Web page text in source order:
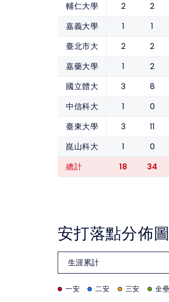
輔仁大學 2 2
嘉義大學 1 1
臺北市大 2 2
嘉藥大學 1 2
國立體大 3 8
中信科大 1 0
臺東大學 3 11
崑山科大 1 0
總計 18 34
安打落點分佈圖
一安 二安 三安 全